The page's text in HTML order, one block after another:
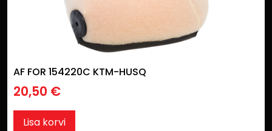
AF FOR 154220C KTM-HUSQ
20,50 €
Lisa korvi